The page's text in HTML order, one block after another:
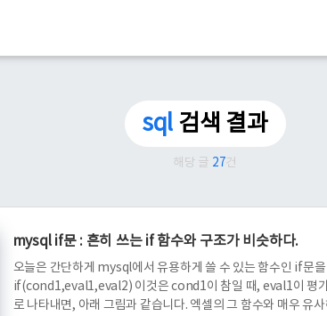
sql 검색 결과
해당 글 27건
mysql if문 : 흔히 쓰는 if 함수와 구조가 비슷하다.
오늘은 간단하게 mysql에서 유용하게 쓸 수 있는 함수인 if문
if(cond1,eval1,eval2) 이것은 cond1이 참일 때, eval1이 평
로 나타내면, 아래 그림과 같습니다. 엑셀의 그 함수와 매우 유